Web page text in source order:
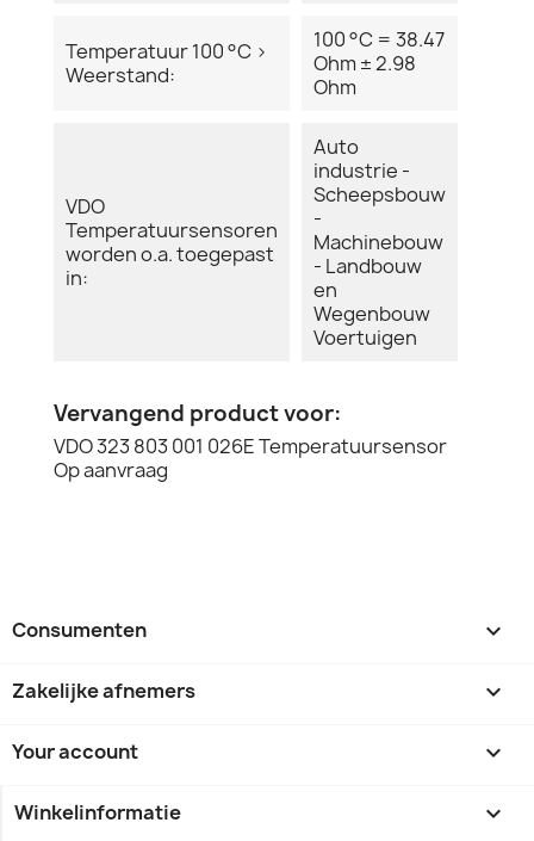
Temperatuur 100 °C >
Weerstand:
100 °C = 38.47
Ohm ± 2.98
Ohm
VDO
Temperatuursensoren
worden o.a. toegepast
in:
Auto
industrie -
Scheepsbouw
-
Machinebouw
- Landbouw
en
Wegenbouw
Voertuigen
Vervangend product voor:
VDO 323 803 001 026E Temperatuursensor
Op aanvraag
Consumenten 
Zakelijke afnemers 
Your account 
Winkelinformatie keyboard_arrow_down